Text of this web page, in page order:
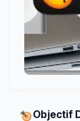
Objectif